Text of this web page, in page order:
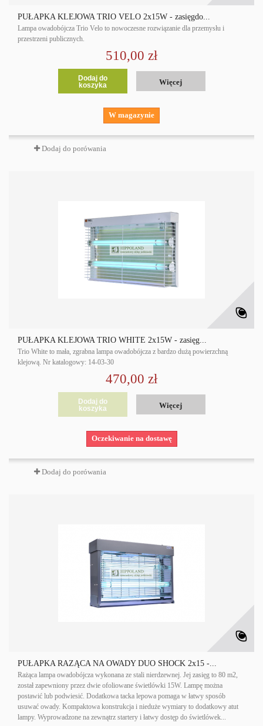
PUŁAPKA KLEJOWA TRIO VELO 2x15W - zasięgdo...
Lampa owadobójcza Trio Velo to nowoczesne rozwiązanie dla przemysłu i
przestrzeni publicznych.
510,00 zł
Dodaj do
koszyka
Więcej
W magazynie
Dodaj do porówania
PUŁAPKA KLEJOWA TRIO WHITE 2x15W - zasięg...
Trio White to mała, zgrabna lampa owadobójcza z bardzo dużą powierzchną
klejową. Nr katalogowy: 14-03-30
470,00 zł
Dodaj do
koszyka
Więcej
Oczekiwanie na dostawę
Dodaj do porówania
PUŁAPKA RAŻĄCA NA OWADY DUO SHOCK 2x15 -...
Rażąca lampa owadobójcza wykonana ze stali nierdzewnej. Jej zasięg to 80 m2,
został zapewniony przez dwie ofoliowane świetlówki 15W. Lampę można
postawić lub podwiesić. Dodatkowa tacka lepowa pomaga w łatwy sposób
usuwać owady. Kompaktowa konstrukcja i nieduże wymiary to dodatkowy atut
lampy. Wyprowadzone na zewnątrz startery i łatwy dostęp do świetlówek...